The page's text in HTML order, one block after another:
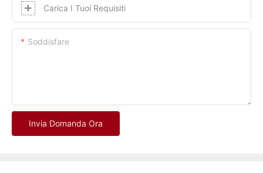
Carica I Tuoi Requisiti
Soddisfare
Invia Domanda Ora